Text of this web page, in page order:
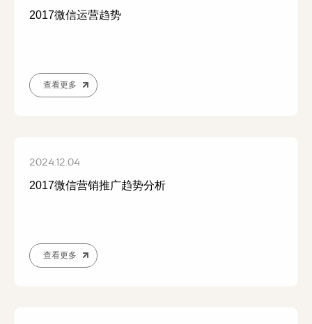
2017微信运营趋势
查看更多
2024.12.04
2017微信营销推广趋势分析
查看更多